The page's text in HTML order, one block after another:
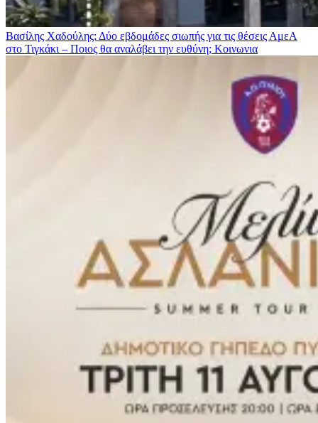
Βασίλης Χαδούλης: Δύο εβδομάδες σιωπής για τις θέσεις ΑμεΑ
στο Τιγκάκι – Ποιος θα αναλάβει την ευθύνη; Κοινωνια